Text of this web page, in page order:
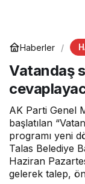
Haberler
Vatandaş
AK Parti Genel
başlatılan
programı yeni
Talas Belediye
Haziran
gelerek talep,